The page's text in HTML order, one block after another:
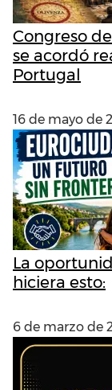
Congreso
se acordó
Portugal
16 de mayo de
La
hiciera esto:
6 de marzo de